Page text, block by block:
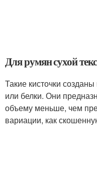
Для румян сухой
Такие кисточки
или белки. Они
объему меньше, чем
вариации, как